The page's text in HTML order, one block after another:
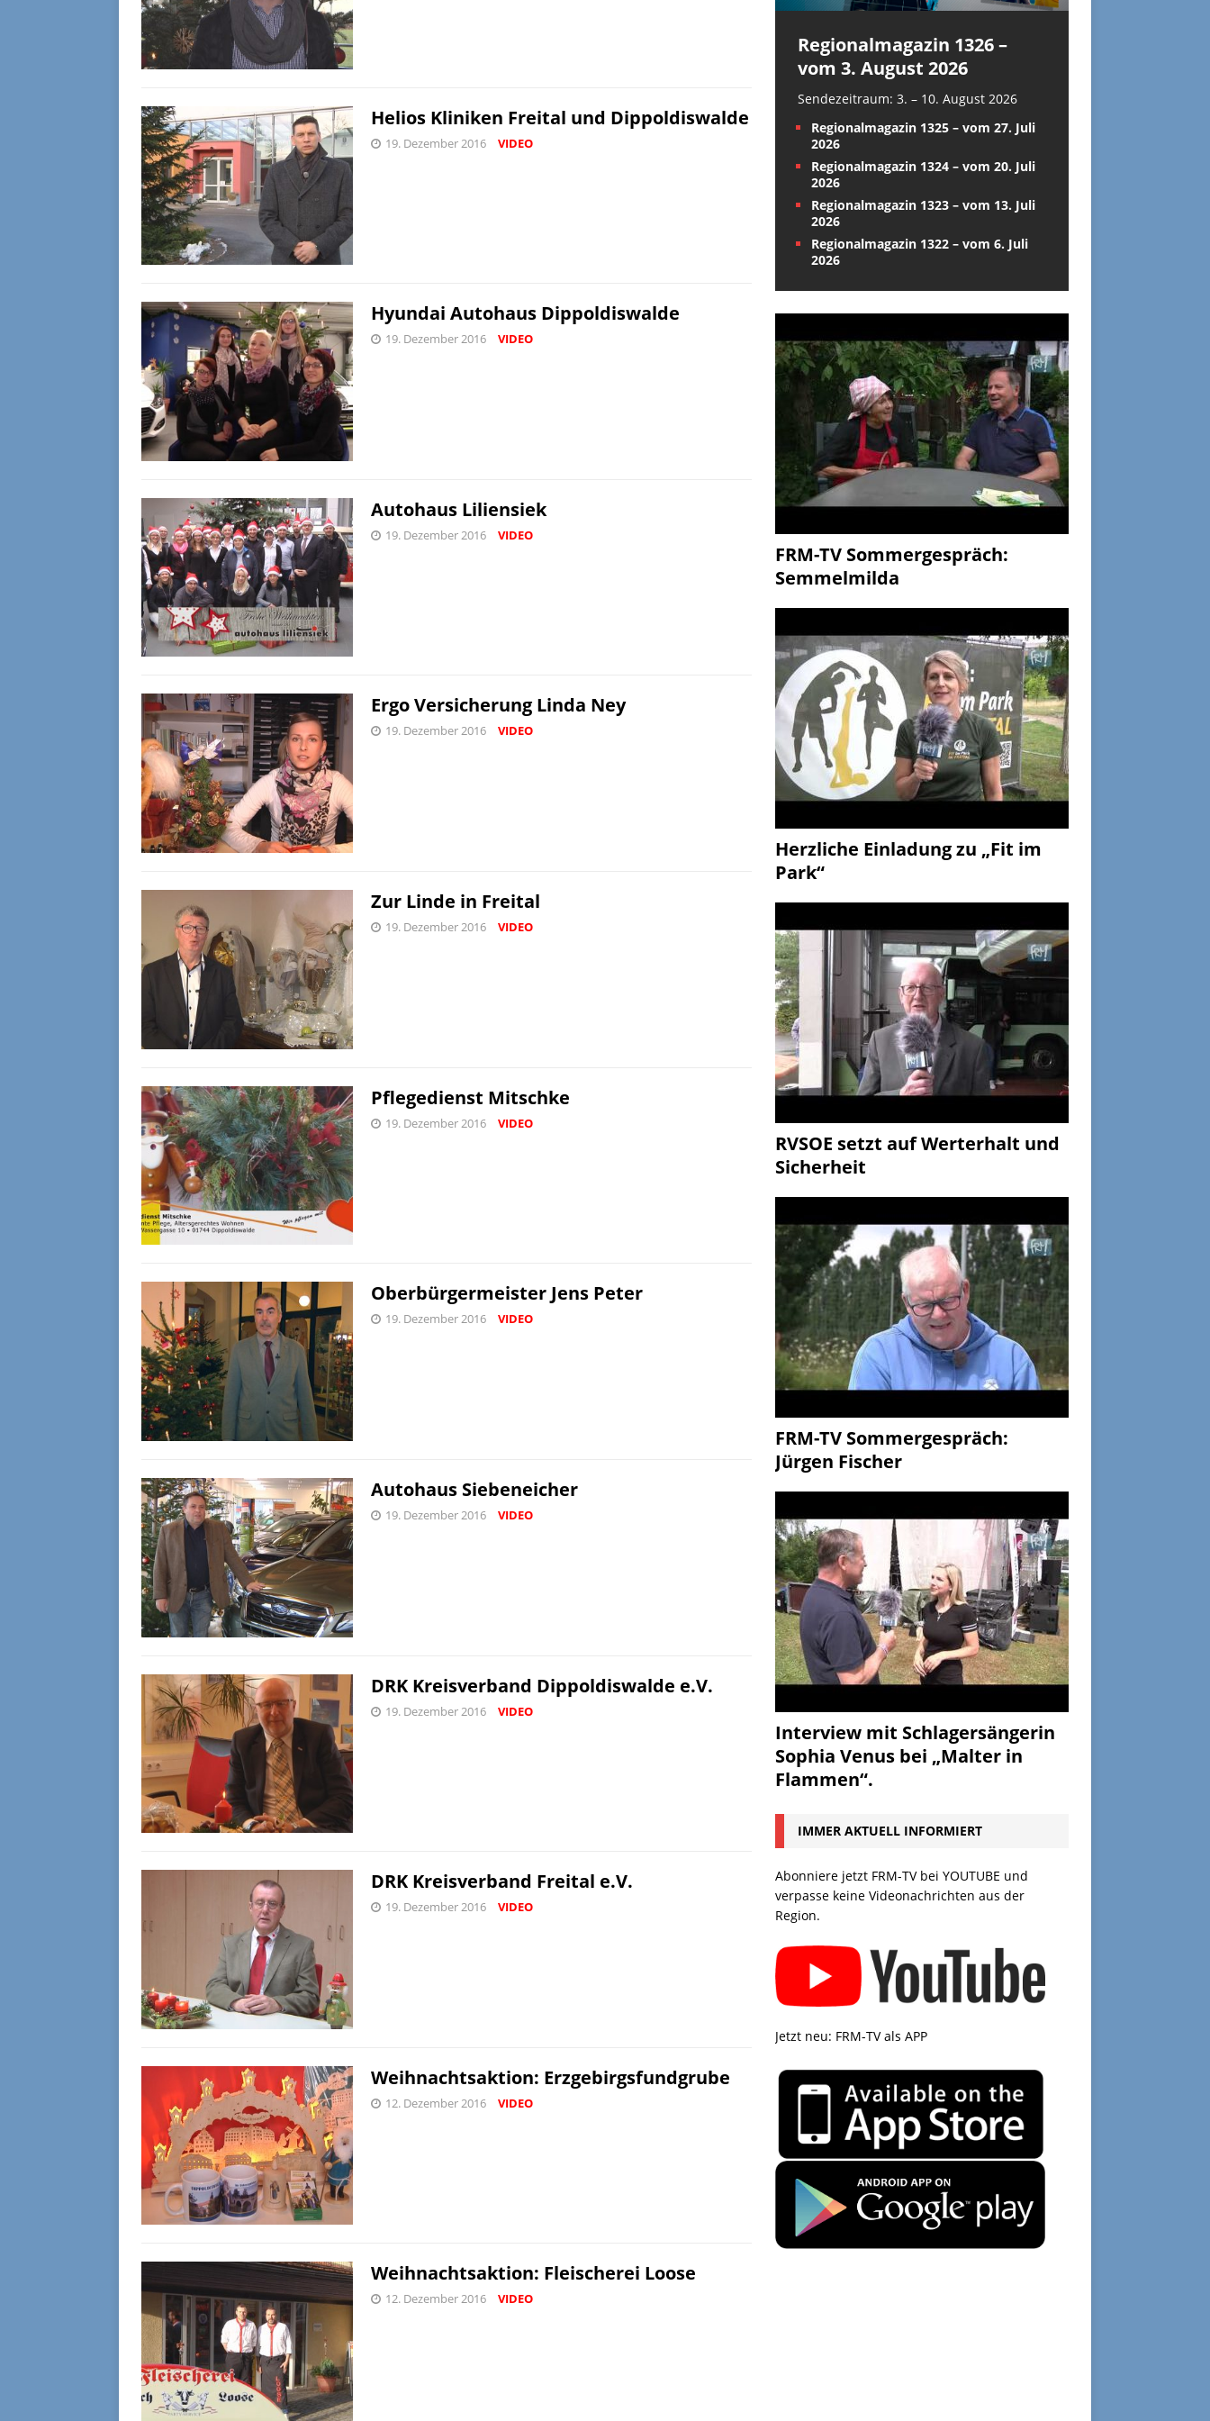
Helios Kliniken Freital und Dippoldiswalde
19. Dezember 2016 VIDEO
Hyundai Autohaus Dippoldiswalde
19. Dezember 2016 VIDEO
Autohaus Liliensiek
19. Dezember 2016 VIDEO
Ergo Versicherung Linda Ney
19. Dezember 2016 VIDEO
Zur Linde in Freital
19. Dezember 2016 VIDEO
Pflegedienst Mitschke
19. Dezember 2016 VIDEO
Oberbürgermeister Jens Peter
19. Dezember 2016 VIDEO
Autohaus Siebeneicher
19. Dezember 2016 VIDEO
DRK Kreisverband Dippoldiswalde e.V.
19. Dezember 2016 VIDEO
DRK Kreisverband Freital e.V.
19. Dezember 2016 VIDEO
Weihnachtsaktion: Erzgebirgsfundgrube
12. Dezember 2016 VIDEO
Weihnachtsaktion: Fleischerei Loose
12. Dezember 2016 VIDEO
Regionalmagazin 1326 –
vom 3. August 2026
Sendezeitraum: 3. – 10. August 2026
Regionalmagazin 1325 – vom 27. Juli
2026
Regionalmagazin 1324 – vom 20. Juli
2026
Regionalmagazin 1323 – vom 13. Juli
2026
Regionalmagazin 1322 – vom 6. Juli
2026
FRM-TV Sommergespräch:
Semmelmilda
Herzliche Einladung zu „Fit im
Park“
RVSOE setzt auf Werterhalt und
Sicherheit
FRM-TV Sommergespräch:
Jürgen Fischer
Interview mit Schlagersängerin
Sophia Venus bei „Malter in
Flammen“.
IMMER AKTUELL INFORMIERT
Abonniere jetzt FRM-TV bei YOUTUBE und
verpasse keine Videonachrichten aus der
Region.
Jetzt neu: FRM-TV als APP